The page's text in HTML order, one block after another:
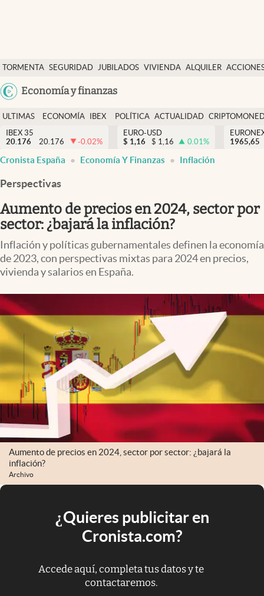
TORMENTA SEGURIDAD JUBILADOS VIVIENDA ALQUILER
USA
Economía y finanzas
Economía y finanzas
Política
Actualidad
Criptomonedas
España
ULTIMAS
NOTICIAS
ECONOMÍA
FINANZAS
IBEX
EURO
POLÍTICA ACTUALIDAD
IBEX 35
20.176
20.176 -0.02%
EURO-USD
$ 1,16 $ 1,16 0.01%
1965,65
Cronista España Economía Y Finanzas Inflación
Perspectivas
Aumento de precios en 2024, sector por
sector: ¿bajará la inflación?
Inflación y políticas gubernamentales definen la economía
de 2023, con perspectivas mixtas para 2024 en precios,
vivienda y salarios en España.
Aumento de precios en 2024, sector por sector: ¿bajará la
inflación?
Archivo
¿Quieres publicitar en
Cronista.com?
Accede aquí, completa tus datos y te
contactaremos.